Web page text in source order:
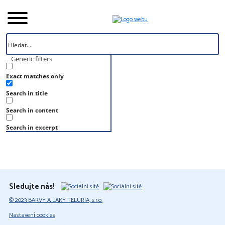
Generic filters
Exact matches only
Search in title
Search in content
Search in excerpt
Úvod
Vzorník
S 5040-B70G
S 5040-B70G
Sledujte nás!
© 2023 BARVY A LAKY TELURIA, s.r.o.
Nastavení cookies